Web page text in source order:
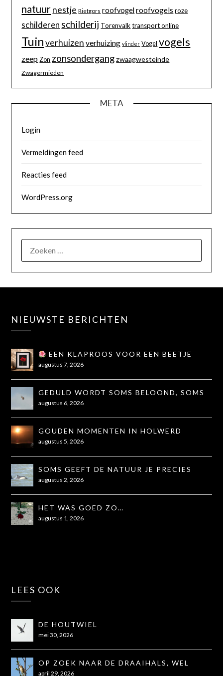
natuurnestje Rietgors roofvogel roofvogels roze
schilderen schilderij Torenvalk transport online
Tuin verhuizen verhuizing vlinder Vogel vogels
zeep Zon zonsondergang zwaagwesteinde
Zwagermieden
META
Login
Vermeldingen feed
Reacties feed
WordPress.org
NIEUWSTE BERICHTEN
EEN KLAPROOS VOOR EEN BEETJE
TROOST
augustus 7, 2026
GEDULD WORDT SOMS BELOOND, SOMS
OOK NIET...
augustus 6, 2026
GOUDEN MOMENTEN IN HOLWERD
augustus 5, 2026
SOMS GEEFT DE NATUUR JE PRECIES
WAT JE NODIG HEBT
augustus 2, 2026
HET WAS GOED ZO…
augustus 1, 2026
LEES OOK
DE HOUTWIEL
mei 30, 2026
OP ZOEK NAAR DE DRAAIHALS, WEL
GEZIEN, NIET OP DE FOTO
april 29, 2026